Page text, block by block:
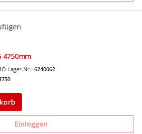
4750mm
Lager.Nr.: 6240062
Einloggen